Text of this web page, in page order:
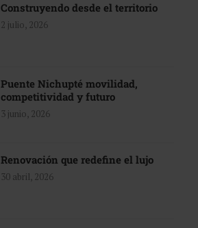
Construyendo desde el territorio
2 julio, 2026
Puente Nichupté movilidad,
competitividad y futuro
3 junio, 2026
Renovación que redefine el lujo
30 abril, 2026